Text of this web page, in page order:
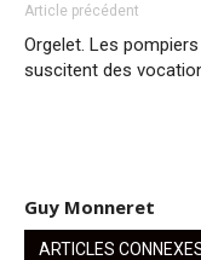
Article précédent
Orgelet. Les pompiers
suscitent des
Guy Monneret
ARTICLES